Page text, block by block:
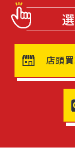
店頭